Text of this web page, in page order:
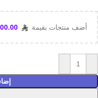
أضف منتجات بقيمة